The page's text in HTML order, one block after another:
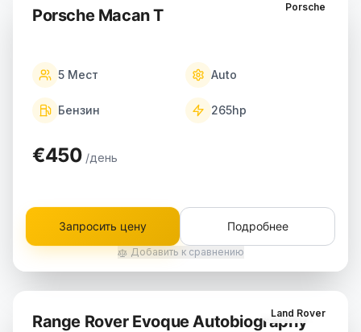
Porsche
Porsche Macan T
5 Мест Auto
Бензин 265hp
€450 /день
Запросить цену Подробнее
Добавить к сравнению
Land Rover
Range Rover Evoque Autobiography